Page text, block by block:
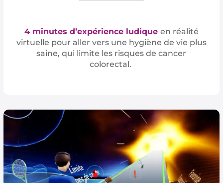
4 minutes d’expérience ludique en réalité
virtuelle pour aller vers une hygiène de vie plus
saine, qui limite les risques de cancer
colorectal.